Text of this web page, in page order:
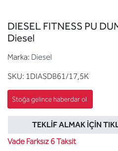
DIESEL FITNESS PU
Diesel
Marka: Diesel
SKU: 1DIASDB61/17,5K
TEKLIF ALMAK İÇIN
Vade Farksız 6 Taksit